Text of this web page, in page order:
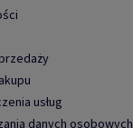
usług
danych osobowych